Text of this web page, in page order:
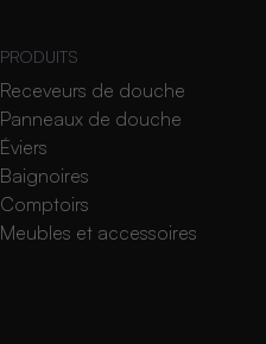
PRODUITS
Receveurs de douche
Panneaux de douche
Éviers
Baignoires
Comptoirs
Meubles et accessoires